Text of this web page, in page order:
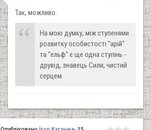
Так, можливо.
На мою думку, між ступенями
розвитку особистості "арій"
та "ельф" є ще одна ступінь -
друвід, знавець Сили, чистий
серцем.